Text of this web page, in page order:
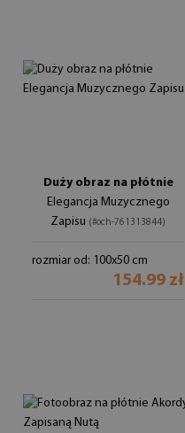
Duży obraz na płótnie
Elegancja Muzycznego
Zapisu (#och-761313844)
rozmiar od: 100x50 cm
154.99 zł